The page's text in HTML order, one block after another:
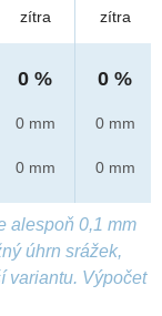
zítra
0 %
0 mm
0 mm
zítra
0 %
0 mm
0 mm
alespoň 0,1 mm
úhrn srážek,
variantu. Výpočet